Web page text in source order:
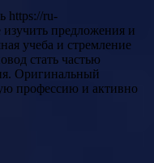
https://ru-
предложения и
учеба и стремление
стать частью
Оригинальный
профессию и активно